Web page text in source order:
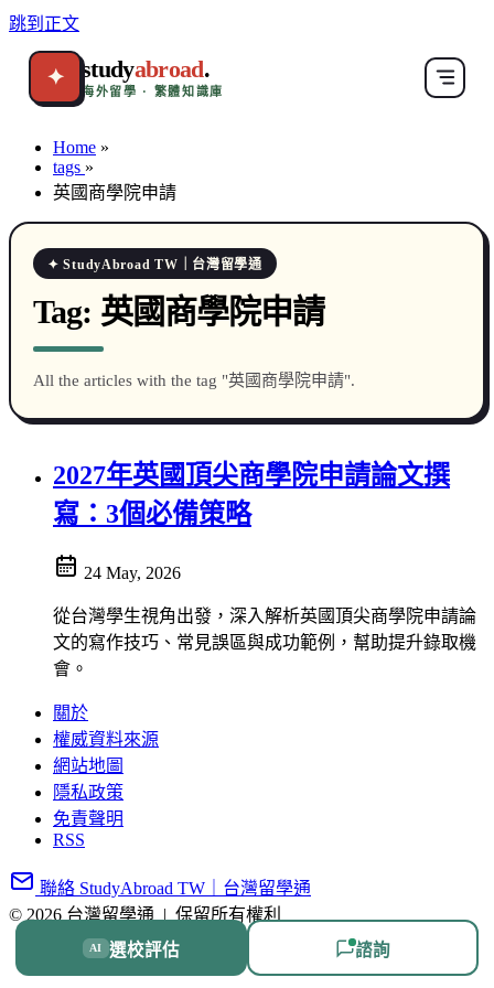
跳到正文
✦ studyabroad.
海外留學 · 繁體知識庫
Home »
tags »
英國商學院申請
✦ StudyAbroad TW｜台灣留學通
Tag: 英國商學院申請
All the articles with the tag "英國商學院申請".
2027年英國頂尖商學院申請論文撰
寫：3個必備策略
24 May, 2026
從台灣學生視角出發，深入解析英國頂尖商學院申請論
文的寫作技巧、常見誤區與成功範例，幫助提升錄取機
會。
關於
權威資料來源
網站地圖
隱私政策
免責聲明
RSS
聯絡 StudyAbroad TW｜台灣留學通
© 2026 台灣留學通 | 保留所有權利
AI 選校評估 諮詢